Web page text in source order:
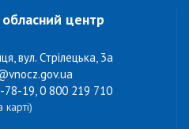
центр
вул. Стрілецька, 3а
78-19, 0 800 219 710